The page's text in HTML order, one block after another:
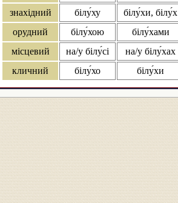
знахідний
білу́ху
білу́хи, білу́х
орудний
білу́хою
білу́хами
місцевий
на/у білу́сі
на/у білу́хах
кличний
білу́хо білу́хи